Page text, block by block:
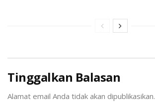
Tinggalkan Balasan
Alamat email Anda tidak akan dipublikasikan.